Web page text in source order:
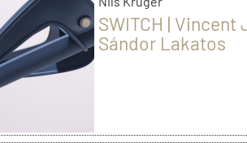
SWITCH | Vincent
Sándor Lakatos